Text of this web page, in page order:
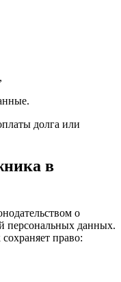
долга или
в
о
персональных данных.
право: